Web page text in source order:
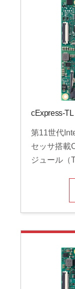
cExpress-TL
第11世代
セッサ搭載
ジュール（